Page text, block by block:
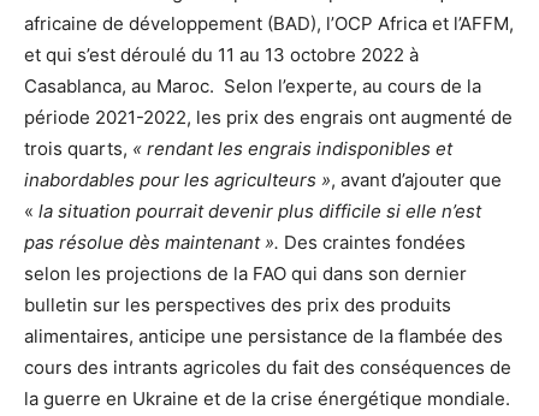
africaine de développement (BAD), l’OCP Africa et l’AFFM,
et qui s’est déroulé du 11 au 13 octobre 2022 à
Casablanca, au Maroc. Selon l’experte, au cours de la
période 2021-2022, les prix des engrais ont augmenté de
trois quarts, « rendant les engrais indisponibles et
inabordables pour les agriculteurs », avant d’ajouter que
« la situation pourrait devenir plus difficile si elle n’est
pas résolue dès maintenant ». Des craintes fondées
selon les projections de la FAO qui dans son dernier
bulletin sur les perspectives des prix des produits
alimentaires, anticipe une persistance de la flambée des
cours des intrants agricoles du fait des conséquences de
la guerre en Ukraine et de la crise énergétique mondiale.